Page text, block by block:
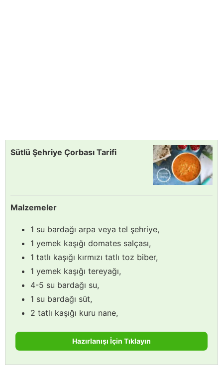
Sütlü Şehriye Çorbası Tarifi
Malzemeler
1 su bardağı arpa veya tel şehriye,
1 yemek kaşığı domates salçası,
1 tatlı kaşığı kırmızı tatlı toz biber,
1 yemek kaşığı tereyağı,
4-5 su bardağı su,
1 su bardağı süt,
2 tatlı kaşığı kuru nane,
Hazırlanışı İçin Tıklayın